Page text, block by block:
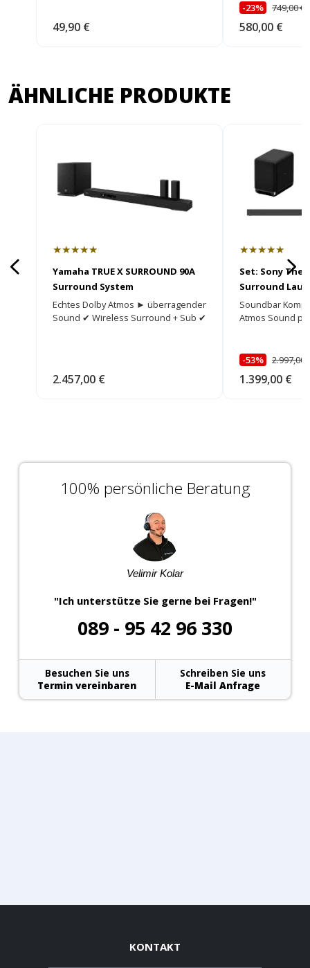
49,90 €
-23% 749,00 €
580,00 €
ÄHNLICHE PRODUKTE
★★★★★
Yamaha TRUE X SURROUND 90A
Surround System
Echtes Dolby Atmos ► überragender
Sound ✔ Wireless Surround + Sub ✔
2.457,00 €
★★★★★
Set: Sony
Surround
SW5
Soundbar
Atmos Sound
-53% 2.997,00
1.399,00 €
100% persönliche Beratung
Velimir Kolar
"Ich unterstütze Sie gerne bei Fragen!"
089 - 95 42 96 330
Besuchen Sie uns
Termin vereinbaren
Schreiben Sie uns
E-Mail Anfrage
KONTAKT